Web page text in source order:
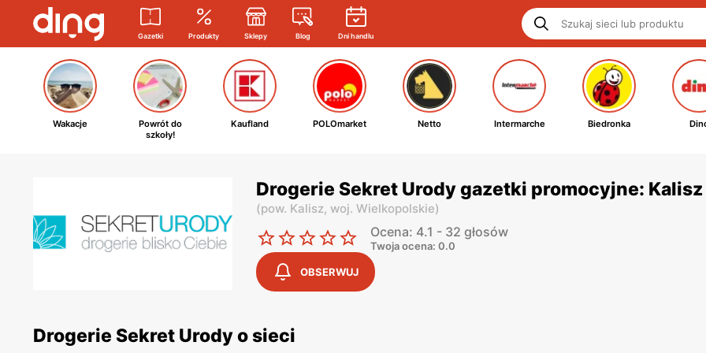
Gazetki Produkty Sklepy Blog Dni handlu
Wakacje
Powrót do
szkoły!
Kaufland POLOmarket Netto Intermarche Biedronka
Drogerie Sekret Urody gazetki promocyjne: Kalisz
(pow. Kalisz, woj. Wielkopolskie)
Ocena: 4.1 - 32 głosów
Twoja ocena: 0.0
OBSERWUJ
Drogerie Sekret Urody o sieci